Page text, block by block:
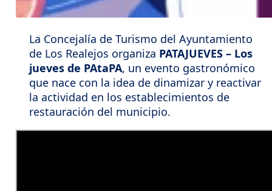
La Concejalía de Turismo del Ayuntamiento
de Los Realejos organiza PATAJUEVES – Los
jueves de PAtaPA, un evento gastronómico
que nace con la idea de dinamizar y reactivar
la actividad en los establecimientos de
restauración del municipio.